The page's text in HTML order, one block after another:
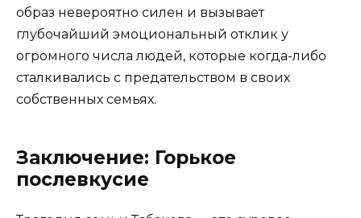
образ невероятно силен и вызывает
глубочайший эмоциональный отклик у
огромного числа людей, которые когда-либо
сталкивались с предательством в своих
собственных семьях.
Заключение: Горькое
послевкусие